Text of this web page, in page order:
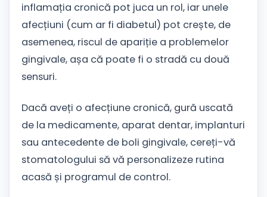
inflamația cronică pot juca un rol, iar unele
afecțiuni (cum ar fi diabetul) pot crește, de
asemenea, riscul de apariție a problemelor
gingivale, așa că poate fi o stradă cu două
sensuri.
Dacă aveți o afecțiune cronică, gură uscată
de la medicamente, aparat dentar, implanturi
sau antecedente de boli gingivale, cereți-vă
stomatologului să vă personalizeze rutina
acasă și programul de control.